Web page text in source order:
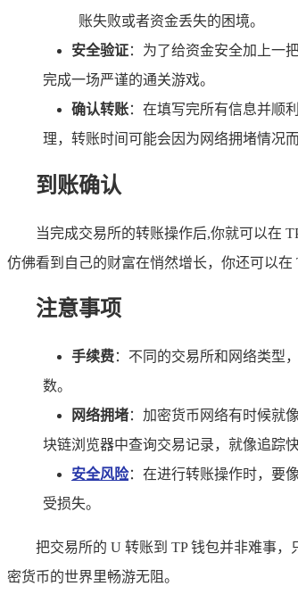
账失败或者资金丢失的困境。
安全验证：为了给资金安全加上一
完成一场严谨的通关游戏。
确认转账：在填写完所有信息并顺
理，转账时间可能会因为网络拥堵情况
到账确认
当完成交易所的转账操作后,你就可以在
仿佛看到自己的财富在悄然增长，你还可以
注意事项
手续费：不同的交易所和网络类型
数。
网络拥堵：加密货币网络有时候就
块链浏览器中查询交易记录，就像追踪
安全风险：在进行转账操作时，要
受损失。
把交易所的 U 转账到 TP 钱包并非难事
密货币的世界里畅游无阻。